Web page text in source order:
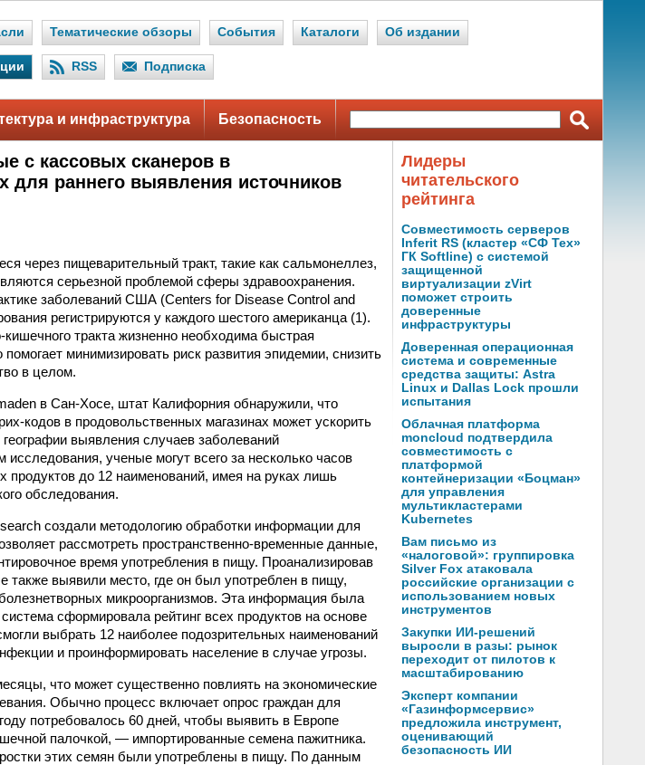
Тематические обзоры События Каталоги Об издании
RSS Подписка
и инфраструктура Безопасность
с кассовых сканеров в
для раннего выявления источников
через пищеварительный тракт, такие как сальмонеллез,
серьезной проблемой сферы здравоохранения.
заболеваний США (Centers for Disease Control and
регистрируются у каждого шестого американца (1).
тракта жизненно необходима быстрая
минимизировать риск развития эпидемии, снизить
в целом.
в Сан-Хосе, штат Калифорния обнаружили, что
кодов в продовольственных магазинах может ускорить
выявления случаев заболеваний
ученые могут всего за несколько часов
продуктов до 12 наименований, имея на руках лишь
обследования.
создали методологию обработки информации для
рассмотреть пространственно-временные данные,
время употребления в пищу. Проанализировав
также выявили место, где он был употреблен в пищу,
микроорганизмов. Эта информация была
сформировала рейтинг всех продуктов на основе
выбрать 12 наиболее подозрительных наименований
и проинформировать население в случае угрозы.
что может существенно повлиять на экономические
Обычно процесс включает опрос граждан для
потребовалось 60 дней, чтобы выявить в Европе
палочкой, — импортированные семена пажитника.
этих семян были употреблены в пищу. По данным
Лидеры
читательского
рейтинга
Совместимость серверов
Inferit RS (кластер «СФ Тех»
ГК Softline) с системой
защищенной
виртуализации zVirt
поможет строить
доверенные
инфраструктуры
Доверенная операционная
система и современные
средства защиты: Astra
Linux и Dallas Lock прошли
испытания
Облачная платформа
moncloud подтвердила
совместимость с
платформой
контейнеризации «Боцман»
для управления
мультикластерами
Kubernetes
Вам письмо из
«налоговой»: группировка
Silver Fox атаковала
российские организации с
использованием новых
инструментов
Закупки ИИ-решений
выросли в разы: рынок
переходит от пилотов к
масштабированию
Эксперт компании
«Газинформсервис»
предложила инструмент,
оценивающий
безопасность ИИ